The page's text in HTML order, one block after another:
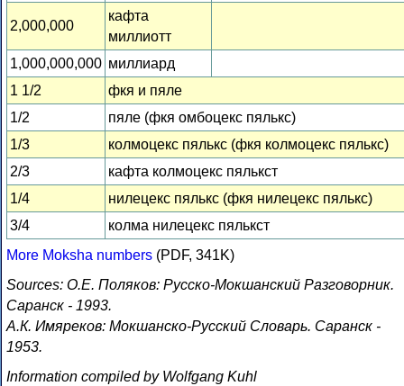
2,000,000
кафта
миллиотт
1,000,000,000 миллиард
1 1/2
фкя и пяле
1/2
пяле (фкя омбоцекс пялькс)
1/3
колмоцекс пялькс (фкя колмоцекс пялькс)
2/3
кафта колмоцекс пялькст
1/4
нилецекс пялькс (фкя нилецекс пялькс)
3/4
колма нилецекс пялькст
More Moksha numbers (PDF, 341K)
Sources: О.Е. Поляков: Русско-Мокшанский Разговорник.
Саранск - 1993.
А.К. Имяреков: Мокшанско-Русский Словарь. Саранск -
1953.
Information compiled by Wolfgang Kuhl